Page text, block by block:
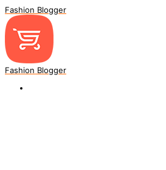
Fashion Blogger
Fashion Blogger